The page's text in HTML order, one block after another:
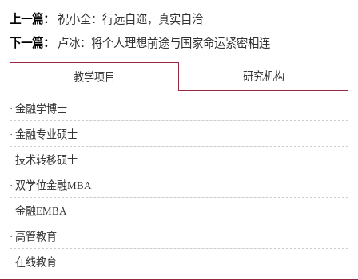
上一篇：
祝小全：行远自迩，真实自洽
下一篇：
卢冰：将个人理想前途与国家命运紧密相连
教学项目 研究机构
· 金融学博士
· 金融专业硕士
· 技术转移硕士
· 双学位金融MBA
· 金融EMBA
· 高管教育
· 在线教育